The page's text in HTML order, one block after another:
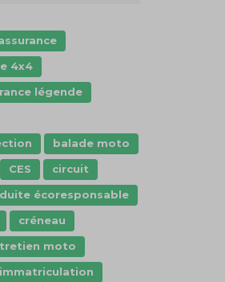
4x4
légende
balade moto
CES
circuit
écoresponsable
créneau
moto
immatriculation